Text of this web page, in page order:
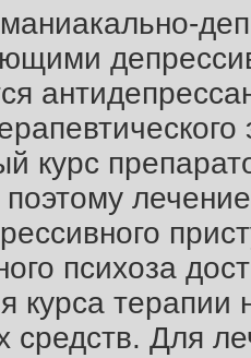
курс
психоза
курса терапии
средств. Для